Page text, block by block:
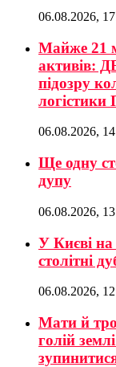
06.08.2026,
Майже 21
активів:
підозру
логістики
06.08.2026,
Ще одну
дупу
06.08.2026,
У Києві
столітні
06.08.2026,
Мати й
голій